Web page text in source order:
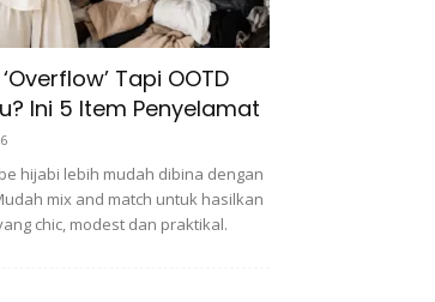
Tapi OOTD
Ini 5 Item Penyelamat
hijabi lebih mudah dibina dengan
mix and match untuk hasilkan
chic, modest dan praktikal.